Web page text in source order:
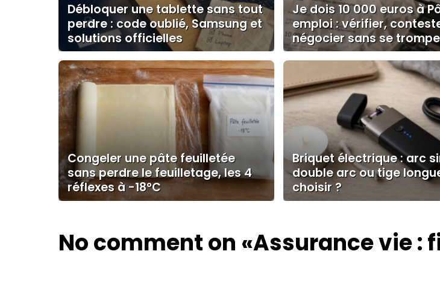
Débloquer une tablette sans tout
perdre : code oublié, Samsung et
solutions officielles
Je dois 10 000 euros à
emploi : vérifier,
négocier sans se
Congeler une pâte feuilletée
sans perdre le feuilletage, les 4
réflexes à -18°C
Briquet électrique : arc
double arc ou tige
choisir ?
No comment on «Assurance vie :